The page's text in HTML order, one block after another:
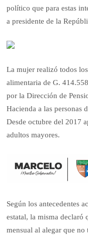
político que para estas
a pre­sidente de la
La mujer realizó todos
alimentaria de G.
por la Dirección de
Hacienda a las personas
Desde octubre del 2017
adultos mayores.
Según los antecedentes
estatal, la misma declaró
mensual al alegar que no